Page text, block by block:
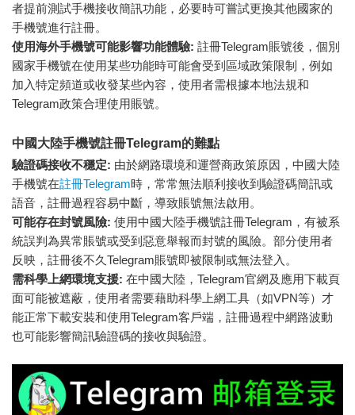
者提前測試手機接收簡訊功能，必要時可嘗試更換其他國家的
手機號進行註冊。
使用海外手機號可能影響功能體驗: 註冊Telegram賬號後，個別
國家手機號在使用某些功能時可能會受到區域政策限制，例如
加入特定頻道或收發某些內容，使用者需根據本地法規和
Telegram政策合理使用賬號。
中國大陸手機號註冊Telegram的難點
驗證碼接收不穩定: 由於網路環境和運營商政策原因，中國大陸
手機號在註冊Telegram時，常常無法順利接收到驗證碼簡訊或
語音，註冊過程容易中斷，導致賬號無法啟用。
可能存在封號風險: 使用中國大陸手機號註冊Telegram，有被系
統誤判為異常賬號或受到惡意舉報而封號的風險。部分使用者
反映，註冊後不久Telegram賬號即被限制或無法登入。
需科學上網環境支援: 在中國大陸，Telegram官網及應用下載頁
面可能被遮蔽，使用者需要藉助科學上網工具（如VPN等）才
能正常下載安裝和使用Telegram客戶端，註冊過程中網路波動
也可能影響簡訊驗證碼的接收與驗證。